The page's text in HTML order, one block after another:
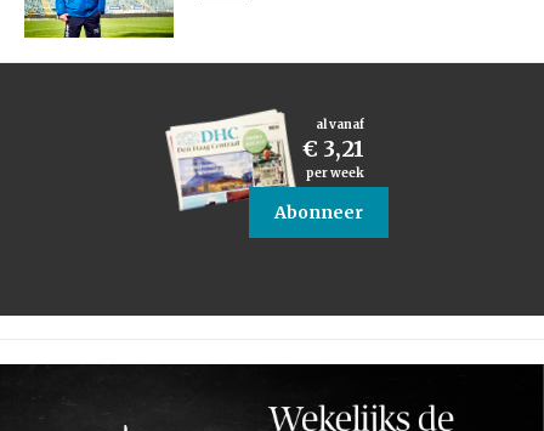
al vanaf
€ 3,21
per week
Abonneer